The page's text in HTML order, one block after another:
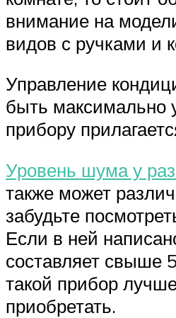
внимание на
видов с ручками и
Управление
быть максимально
прибору
Уровень шума у
также может
забудьте
Если в ней
составляет свыше
такой прибор
приобретать.